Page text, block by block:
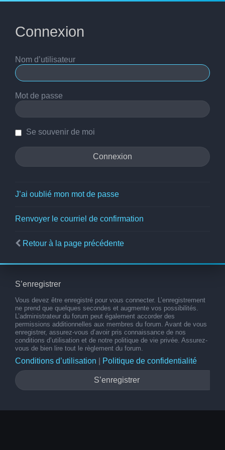
Connexion
Nom d’utilisateur
Mot de passe
Se souvenir de moi
J’ai oublié mon mot de passe
Renvoyer le courriel de confirmation
Retour à la page précédente
S’enregistrer
Vous devez être enregistré pour vous connecter. L’enregistrement
ne prend que quelques secondes et augmente vos possibilités.
L’administrateur du forum peut également accorder des
permissions additionnelles aux membres du forum. Avant de vous
enregistrer, assurez-vous d’avoir pris connaissance de nos
conditions d’utilisation et de notre politique de vie privée. Assurez-
vous de bien lire tout le règlement du forum.
Conditions d’utilisation Politique de confidentialité
S’enregistrer